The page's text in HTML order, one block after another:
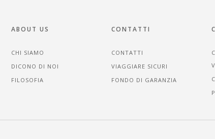
ABOUT US
CHI SIAMO
DICONO DI NOI
FILOSOFIA
CONTATTI
CONTATTI
VIAGGIARE SICURI
FONDO DI GARANZIA